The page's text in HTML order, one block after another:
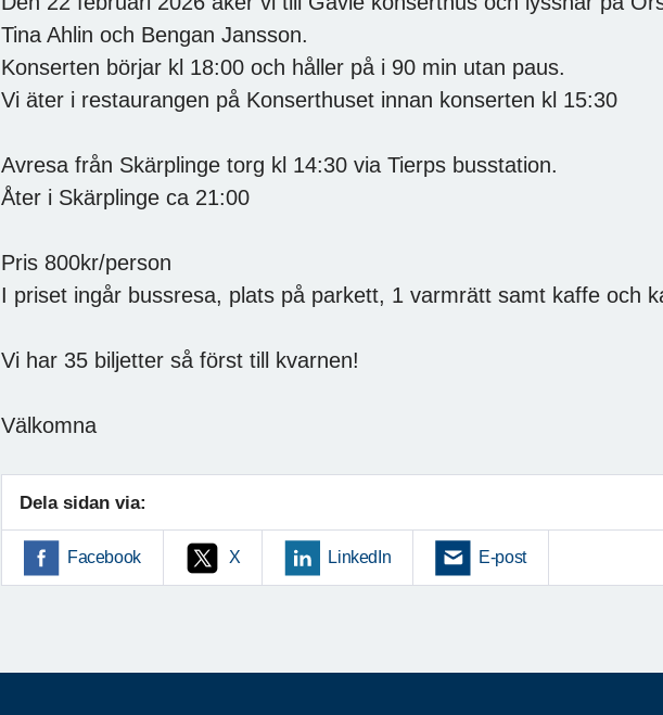
Tina Ahlin och Bengan Jansson.
Konserten börjar kl 18:00 och håller på i 90 min utan paus.
Vi äter i restaurangen på Konserthuset innan konserten kl 15:30
Avresa från Skärplinge torg kl 14:30 via Tierps busstation.
Åter i Skärplinge ca 21:00
Pris 800kr/person
I priset ingår bussresa, plats på parkett, 1 varmrätt samt kaffe och
Vi har 35 biljetter så först till kvarnen!
Välkomna
Dela sidan via:
Facebook X LinkedIn E-post